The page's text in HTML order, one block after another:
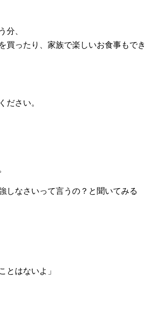
分、
買ったり、家族で楽しいお食事もでき
ださい。
しなさいって言うの？と聞いてみる
とはないよ」